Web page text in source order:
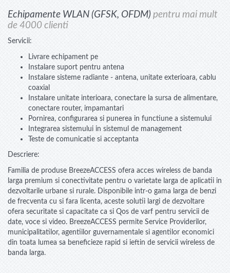
Echipamente WLAN (GFSK, OFDM) pentru mai mult
de 4000 clienti
Servicii:
Livrare echipament pe
Instalare suport pentru antena
Instalare sisteme radiante - antena, unitate exterioara, cablu
coaxial
Instalare unitate interioara, conectare la sursa de alimentare,
conectare router, impamantari
Pornirea, configurarea si punerea in functiune a sistemului
Integrarea sistemului in sistemul de management
Teste de comunicatie si acceptanta
Descriere:
Familia de produse BreezeACCESS ofera acces wireless de banda
larga premium si conectivitate pentru o varietate larga de aplicatii in
dezvoltarile urbane si rurale. Disponibile intr-o gama larga de benzi
de frecventa cu si fara licenta, aceste solutii largi de dezvoltare
ofera securitate si capacitate ca si Qos de varf pentru servicii de
date, voce si video. BreezeACCESS permite Service Providerilor,
municipalitatilor, agentiilor guvernamentale si agentilor economici
din toata lumea sa beneficieze rapid si ieftin de servicii wireless de
banda larga.